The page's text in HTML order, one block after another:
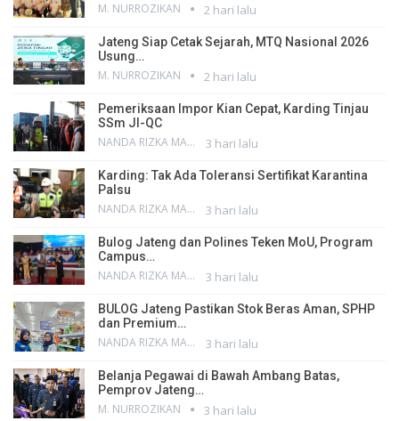
M. NURROZIKAN 2 hari lalu
Jateng Siap Cetak Sejarah, MTQ Nasional 2026
Usung…
M. NURROZIKAN 2 hari lalu
Pemeriksaan Impor Kian Cepat, Karding Tinjau
SSm JI-QC
NANDA RIZKA MAHENDRA 3 hari lalu
Karding: Tak Ada Toleransi Sertifikat Karantina
Palsu
NANDA RIZKA MAHENDRA 3 hari lalu
Bulog Jateng dan Polines Teken MoU, Program
Campus…
NANDA RIZKA MAHENDRA 3 hari lalu
BULOG Jateng Pastikan Stok Beras Aman, SPHP
dan Premium…
NANDA RIZKA MAHENDRA 3 hari lalu
Belanja Pegawai di Bawah Ambang Batas,
Pemprov Jateng…
M. NURROZIKAN 3 hari lalu